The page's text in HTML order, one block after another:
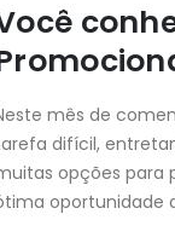
mês de
difícil,
opções para
oportunidade